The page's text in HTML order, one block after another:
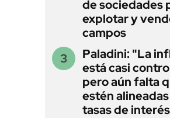
de sociedades
explotar y
campos
Paladini: "La
está casi
pero aún falta
estén
tasas de